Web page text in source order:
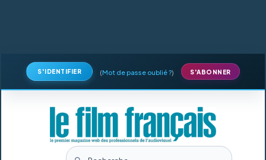
S'IDENTIFIER (Mot de passe oublié ?) S'ABONNER